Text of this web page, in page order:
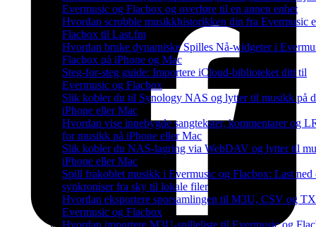
Evermusic og Flacbox og overføre til en annen enhet
Hvordan scrobble musikkhistorikken din fra Evermusic
Flacbox til Last.fm
Hvordan bruke dynamiske Spilles Nå-widgeter i
Flacbox på iPhone og Mac
Steg-for-steg guide: Importere iCloud-biblioteket ditt til
Evermusic og Flacbox
Slik kobler du til Synology NAS og lytter til musikk på
iPhone eller Mac
Hvordan vise innebygde sangtekster, kommentarer og
for musikk på iPhone eller Mac
Slik kobler du NAS-lagring via WebDAV og lytter til
iPhone eller Mac
Spill frakoblet musikk i Evermusic og Flacbox: Last ned
synkroniser fra sky til lokale filer
Hvordan eksportere sporsamlingen til M3U, CSV og
Evermusic og Flacbox
Hvordan importere M3U-spilleliste til Evermusic og